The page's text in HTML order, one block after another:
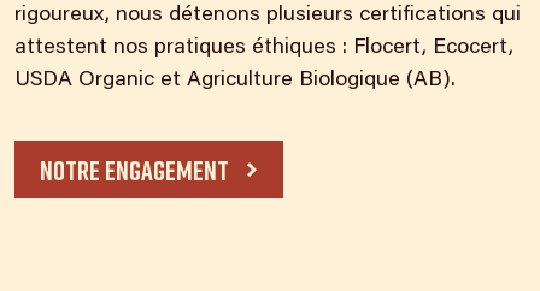
rigoureux, nous détenons plusieurs certifications qui
attestent nos pratiques éthiques : Flocert, Ecocert,
USDA Organic et Agriculture Biologique (AB).
notre engagement